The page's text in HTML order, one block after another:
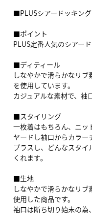
■PLUSシアードッキン
■ポイント
PLUS定番人気のシアー
■ディティール
しなやかで滑らかなリ
を使用しています。
カジュアルな素材で、袖
■スタイリング
一枚着はもちろん、ニッ
ヤードし袖口からカラ
プラスし、どんなスタ
くれます。
■生地
しなやかで滑らかなリ
使用した商品です。
袖口は断ち切り始末の為